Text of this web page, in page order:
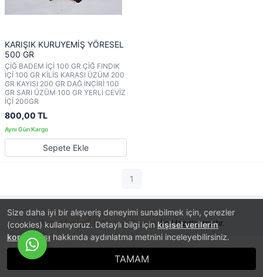
Size daha iyi bir alışveriş deneyimi sunabilmek için, çerezler
(cookies) kullanıyoruz. Detaylı bilgi içinkişisel verilerin
korunması hakkında aydınlatma metnini inceleyebilirsiniz.
TAMAM
KARIŞIK KURUYEMİŞ YÖRESEL
500 GR
ÇİĞ BADEM İÇİ 100 GR ÇİĞ FINDIK
İÇİ 100 GR KİLİS KARASI ÜZÜM 200
GR KAYISI 200 GR DAĞ İNCİRİ 100
GR SARI ÜZÜM 100 GR YERLİ CEVİZ
İÇİ 200GR
800,00 TL
Sepete Ekle
1
PlatinMarket E-Ticaret Sistemiİle Hazırlanmıştır.